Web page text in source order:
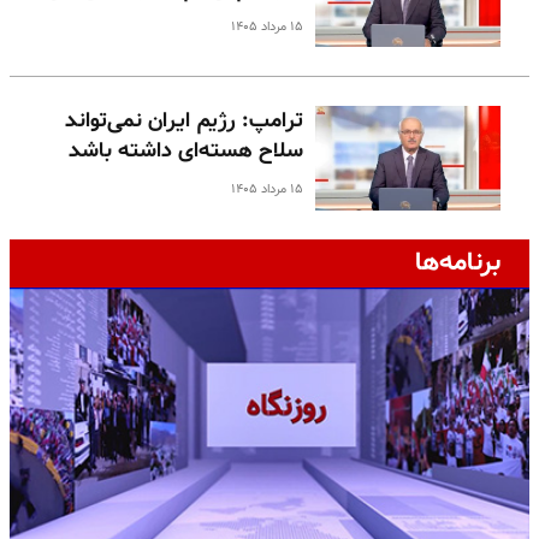
۱۵ مرداد ۱۴۰۵
ترامپ: رژیم ایران نمی‌تواند
سلاح هسته‌ای داشته باشد
۱۵ مرداد ۱۴۰۵
برنامه‌ها